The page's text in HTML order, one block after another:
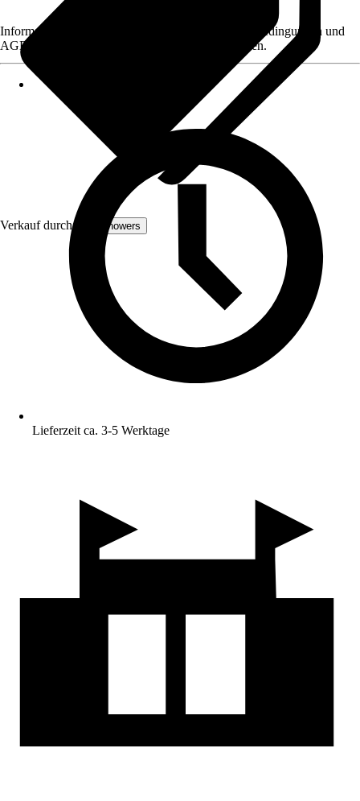
Verkauf durch: euroshowers
Informationen des Verkäufers, wie z. B. Rückgabebedingungen und
AGB, finden Sie bei Klick auf den Verkäufernamen.
Lieferzeit ca. 3-5 Werktage